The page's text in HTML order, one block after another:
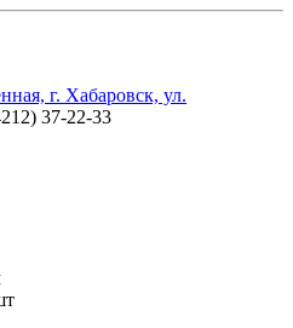
г. Хабаровск, ул.
37-22-33